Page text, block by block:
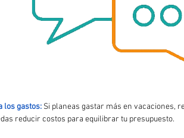
los gastos: Si planeas gastar más en vacaciones,
reducir costos para equilibrar tu presupuesto.